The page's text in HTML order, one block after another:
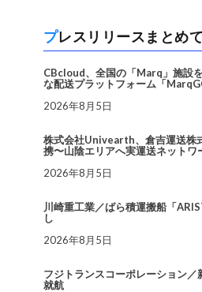
プレスリリースまとめ
CBcloud、全国の「Marq」施設
な配送プラットフォーム「
2026年8月5日
株式会社Univearth、倉吉運送株
携〜山陰エリアへ実運送ネットワ
2026年8月5日
川崎重工業／ばら積運搬船「
し
2026年8月5日
フジトランスコーポレーション／
就航